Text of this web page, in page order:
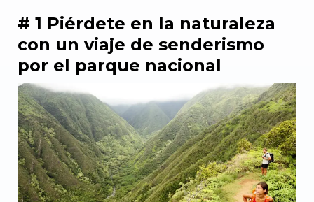
# 1 Piérdete en la naturaleza
con un viaje de senderismo
por el parque nacional